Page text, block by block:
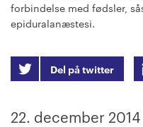
forbindelse med fødsler,
epiduralanæstesi.
Del på twitter
22. december 2014